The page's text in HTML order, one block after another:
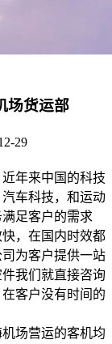
场货运部
29
年来中国的科技
车科技，和运动
足客户的需求
，在国内时效都
为客户提供一站
我们就直接咨询
客户没有时间的
场营运的客机均